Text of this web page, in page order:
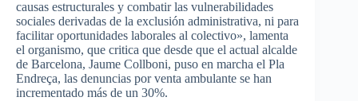
causas estructurales y combatir las vulnerabilidades
sociales derivadas de la exclusión administrativa, ni para
facilitar oportunidades laborales al colectivo», lamenta
el organismo, que critica que desde que el actual alcalde
de Barcelona, Jaume Collboni, puso en marcha el Pla
Endreça, las denuncias por venta ambulante se han
incrementado más de un 30%.